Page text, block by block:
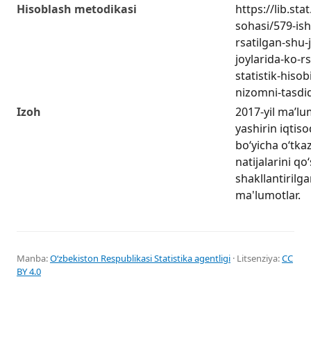
Hisoblash metodikasi
https://
sohasi/579-
rsatilgan-
joylarida-ko-
statistik-
nizomni-
Izoh
2017-yil
yashirin
boʻyicha
natijalarini
ma'lumotlar.
Manba:Oʻzbekiston Respublikasi Statistika agentligi · Litsenziya:CC
BY 4.0